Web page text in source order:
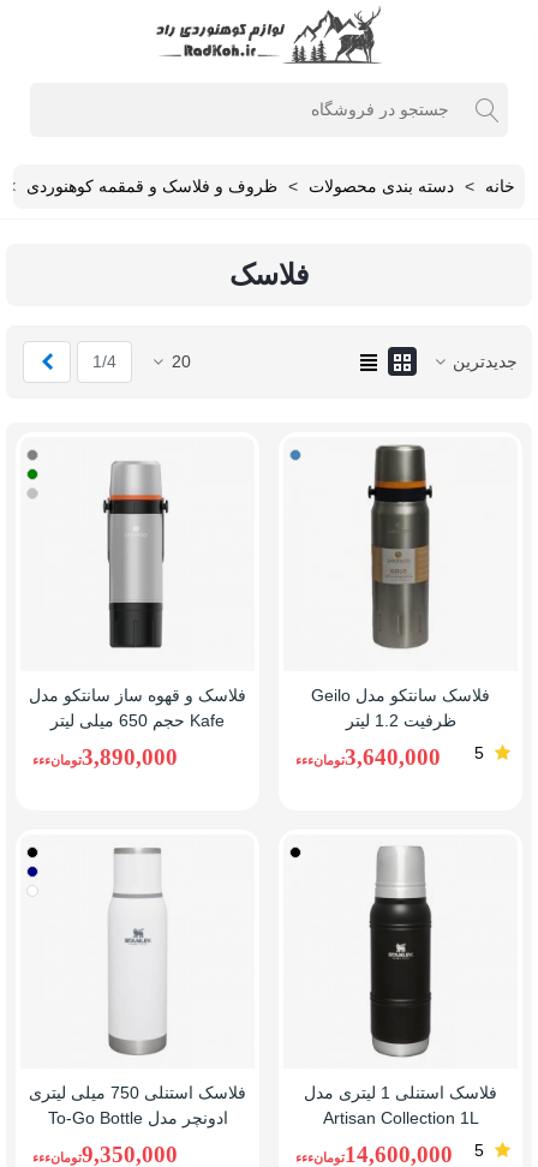
خانه > دسته بندی محصولات > ظروف و فلاسک و قمقمه کوهنوردی >
فلاسک
جدیدترین 20
1/4
استیل
فلاسک سانتکو مدل Geilo
ظرفیت 1.2 لیتر
5
3,640,000تومانءءء
سبز
نقره
فلاسک و قهوه ساز سانتکو مدل
Kafe حجم 650 میلی لیتر
3,890,000تومانءءء
مشکی
فلاسک استنلی 1 لیتری مدل
Artisan Collection 1L
5
14,600,000تومانءءء
ای
سفید
فلاسک استنلی 750 میلی لیتری
ادونچر مدل To-Go Bottle
0.75L
9,350,000تومانءءء